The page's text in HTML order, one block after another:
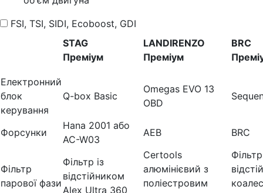
FSI, TSI, SIDI, Ecoboost, GDI
STAG
Преміум
LANDIRENZO
Преміум
BRC
Електронний
блок
керування
Q-box Basic
Omegas EVO 13
OBD
Форсунки
Hana 2001 або
AC-W03
AEB BRC
Фільтр
парової фази
Фільтр із
відстійником
Alex Ultra 360
Certools
алюмінієвий з
поліестровим
Фільтр